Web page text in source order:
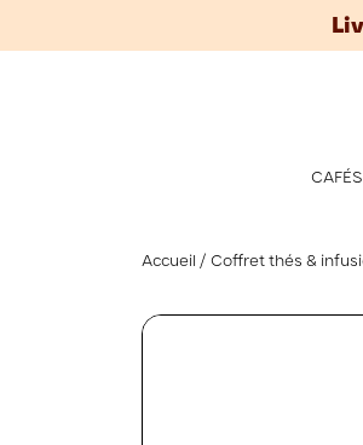
CAFÉS
Accueil Coffret thés &